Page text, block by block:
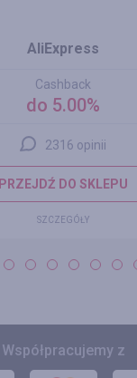
AliExpress
Cashback
do 5.00%
2316 opinii
PRZEJDŹ DO SKLEPU
SZCZEGÓŁY
Współpracujemy z